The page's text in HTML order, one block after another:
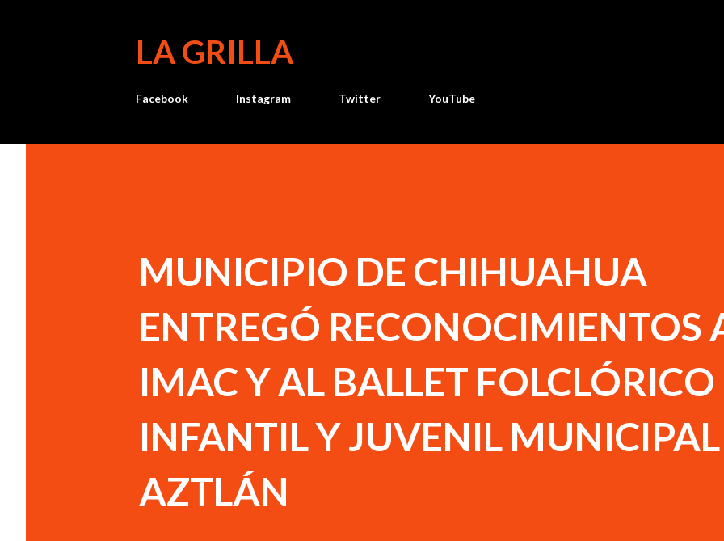
LA GRILLA
Facebook Instagram Twitter YouTube
MUNICIPIO DE CHIHUAHUA
ENTREGÓ RECONOCIMIENTOS
IMAC Y AL BALLET FOLCLÓRICO
INFANTIL Y JUVENIL MUNICIPAL
AZTLÁN